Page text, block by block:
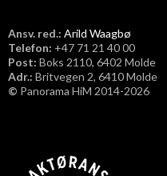
Ansv. red.: Arild Waagbø
Telefon: ​+47 71 21 40 00
Post: Boks 2110, 6402 Molde
Adr.: Britvegen 2, 6410 Molde
© Panorama HiM 2014-2026